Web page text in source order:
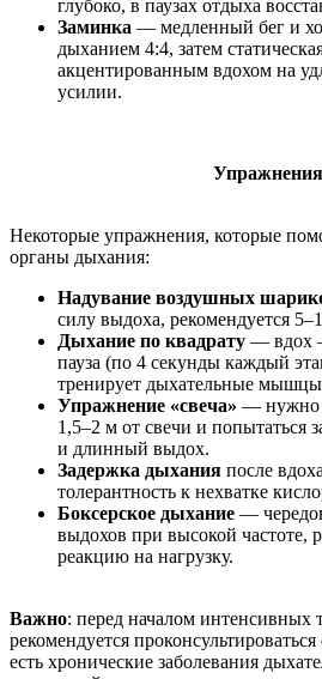
глубоко, в паузах отдыха
Заминка — медленный бег и
дыханием 4:4, затем
акцентированным вдохом на
усилии.
Упражнения
Некоторые упражнения, которые
органы дыхания:
Надувание воздушных
силу выдоха, рекомендуется
Дыхание по квадрату — вдох
пауза (по 4 секунды каждый
тренирует дыхательные
Упражнение «свеча» — нужно
1,5–2 м от свечи и попытаться
и длинный выдох.
Задержка дыхания после
толерантность к нехватке
Боксерское дыхание —
выдохов при высокой частоте,
реакцию на нагрузку.
Важно: перед началом интенсивных
рекомендуется
есть хронические заболевания